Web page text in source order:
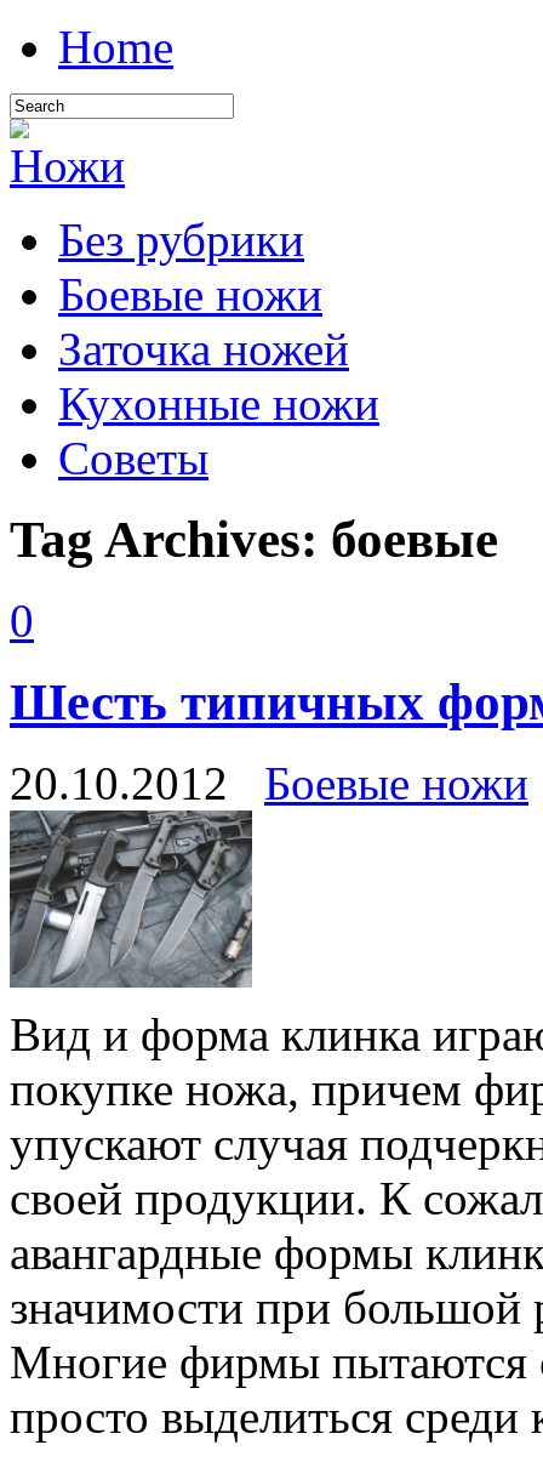
Home
Без рубрики
Боевые ножи
Заточка ножей
Кухонные ножи
Советы
Tag Archives: боевые
0
Шесть типичных
20.10.2012 Боевые ножи
Вид и форма клинка
покупке ножа, причем
упускают случая
своей продукции. К
авангардные формы
значимости при большой
Многие фирмы пытаются
просто выделиться среди